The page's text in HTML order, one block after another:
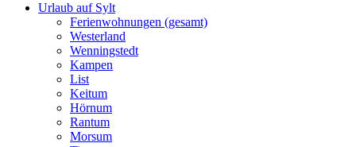
Urlaub auf Sylt
Ferienwohnungen (gesamt)
Westerland
Wenningstedt
Kampen
List
Keitum
Hörnum
Rantum
Morsum